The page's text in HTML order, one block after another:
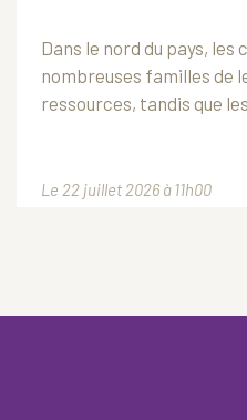
Dans le nord du pays,
nombreuses familles de
ressources, tandis que
Le 22 juillet 2026 à 11h00